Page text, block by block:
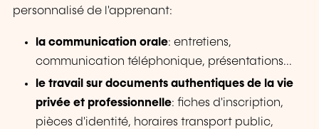
personnalisé de l'apprenant:
la communication orale: entretiens,
communication téléphonique, présentations...
le travail sur documents authentiques de la vie
privée et professionnelle: fiches d'inscription,
pièces d'identité, horaires transport public,